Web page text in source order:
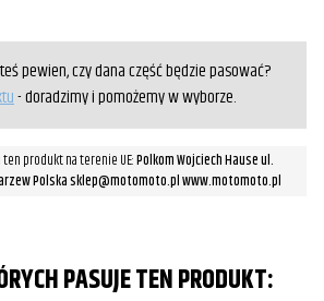
pewien, czy dana część będzie pasować?
- doradzimy i pomożemy w wyborze.
produkt na terenie UE:Polkom Wojciech Hause ul.
Polska sklep@motomoto.pl www.motomoto.pl
PASUJE TEN PRODUKT: